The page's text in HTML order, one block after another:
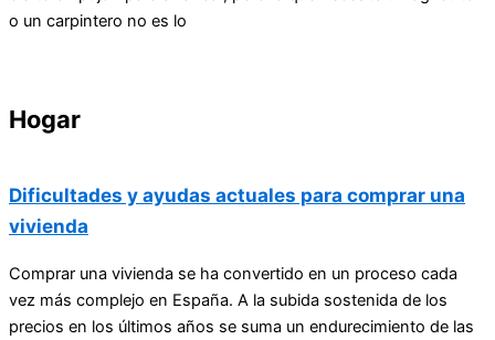
o un carpintero no es lo
Hogar
Dificultades y ayudas actuales para comprar una
vivienda
Comprar una vivienda se ha convertido en un proceso cada
vez más complejo en España. A la subida sostenida de los
precios en los últimos años se suma un endurecimiento de las